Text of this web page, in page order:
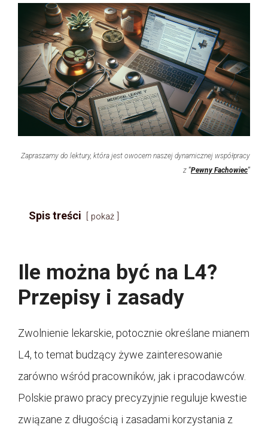
Zapraszamy do lektury, która jest owocem naszej dynamicznej współpracy
z "Pewny Fachowiec"
Spis treści pokaż
Ile można być na L4?
Przepisy i zasady
Zwolnienie lekarskie, potocznie określane mianem
L4, to temat budzący żywe zainteresowanie
zarówno wśród pracowników, jak i pracodawców.
Polskie prawo pracy precyzyjnie reguluje kwestie
związane z długością i zasadami korzystania z